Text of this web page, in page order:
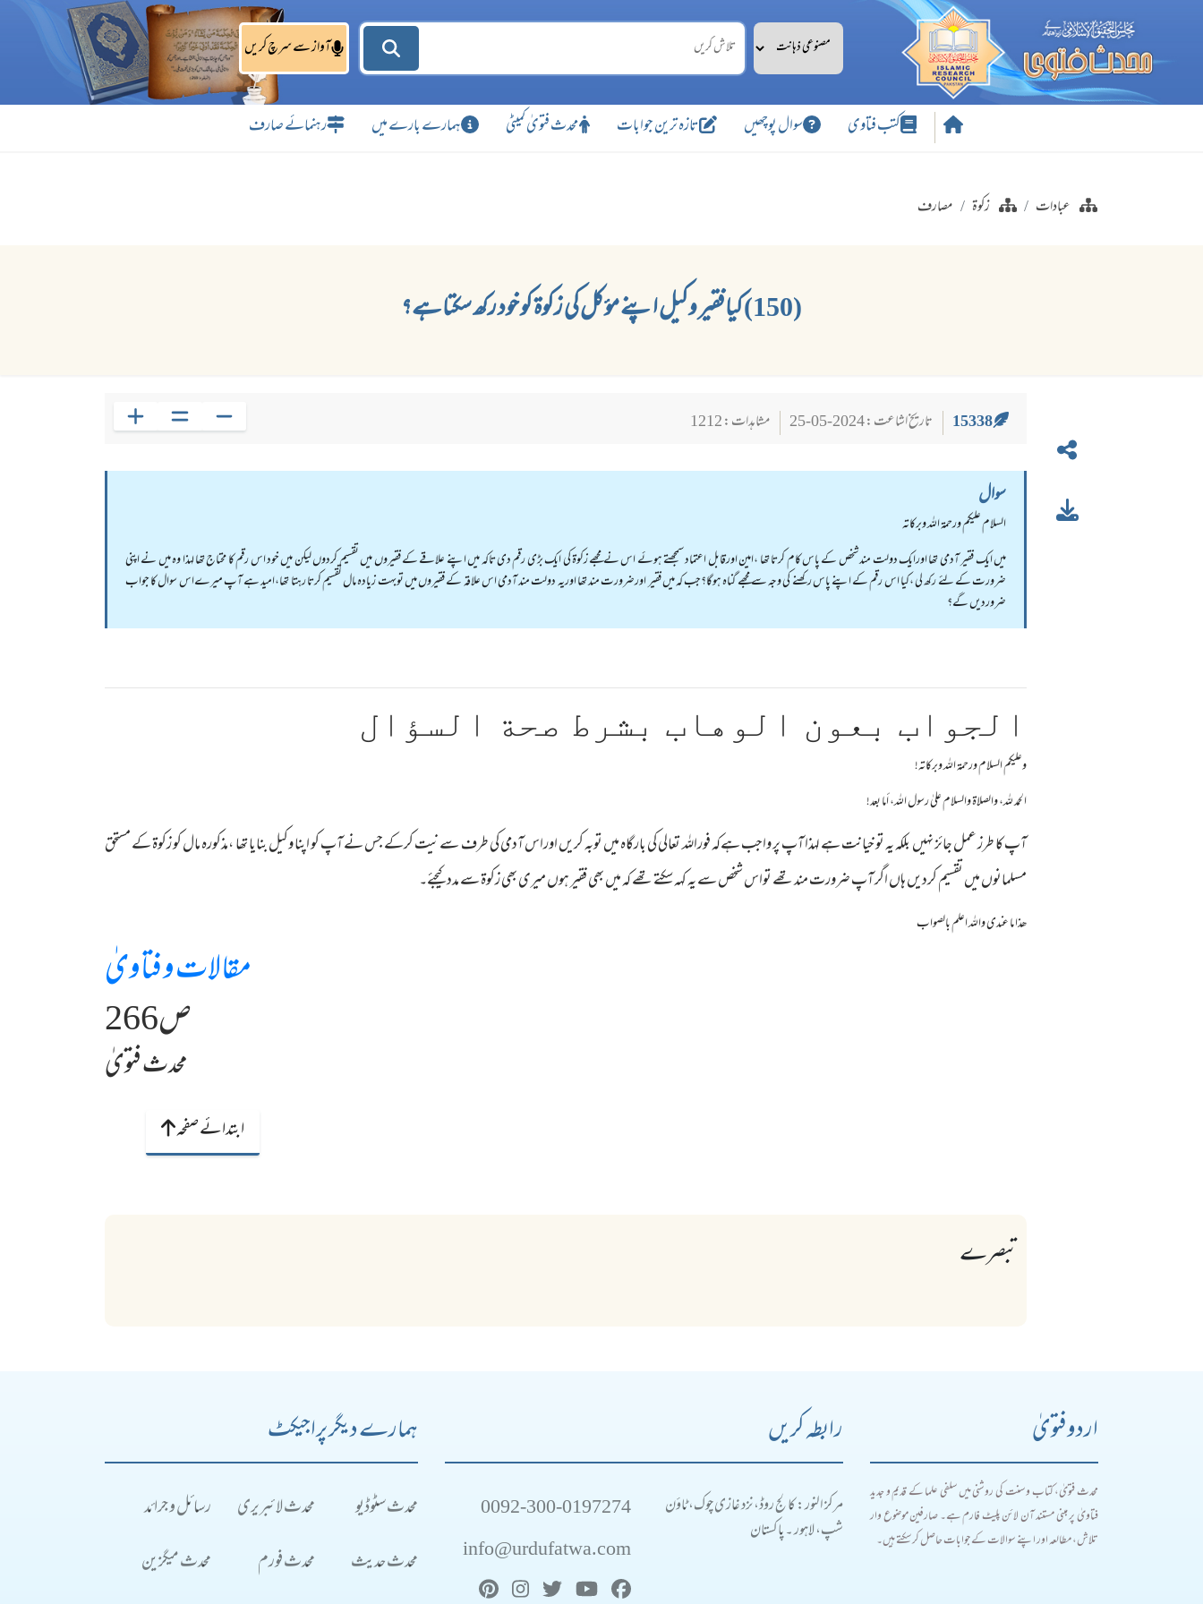
آواز سے سرچ کریں
کتب فتاوی سوال پوچھیں تازہ ترین جوابات محدث فتویٰ کمیٹی ہمارے بارے میں رہنمائے صارف
عبادات زکوۃ مصارف
(150) کیا فقیر وکیل اپنے مؤکل کی زکوۃ کو خود رکھ سکتا ہے؟
15338 تاریخ اشاعت : 2024-05-25 مشاہدات : 1212
سوال
السلام عليكم ورحمة الله وبركاته
میں ایک فقیر آدمی تھا اورایک دولت مند شخص کے پاس کام کرتا تھا ،امین اورقابل اعتماد سمجھتے ہوئے اس نے مجھے زکوۃ کی ایک بڑی رقم دی تاکہ میں اپنے علاقے کے فقیروں میں تقسیم کردوں لیکن میں خود اس رقم کا محتاج تھا لہذا وہ میں نے اپنی
ضرورت کے لئے رکھ لی ،کیا اس رقم کے اپنے پاس رکھنے کی وجہ سے مجھے گناہ ہوگا؟جب کہ میں فقیر اورضرورت مند تھا اوریہ دولت مند آدمی اس علاقہ کے فقیروں میں توبہت زیادہ مال تقسیم کرتا رہتا تھا،امید ہے آپ میرےاس سوال کا جواب
ضروردیں گے؟
الجواب بعون الوهاب بشرط صحة السؤال
وعلیکم السلام ورحمة اللہ وبرکاته!
الحمد لله، والصلاة والسلام علىٰ رسول الله، أما بعد!
آپ کا طرز عمل جائز نہیں بلکہ یہ تو خیانت ہے لہذا آپ پر واجب ہےکہ فوراللہ تعالی کی بارگاہ میں توبہ کریں اوراس آدمی کی طرف سے نیت کرکے جس نے آپ کو اپنا وکیل بنایا تھا ،مذکورہ مال کو زکوۃ کے مستحق
مسلمانوں میں تقسیم کردیں ہاں اگر آپ ضرورت مند تھے تواس شخص سے یہ کہہ سکتے تھے کہ میں بھی فقیر ہوں میری بھی زکوۃ سے مددکیجئے۔
ھذا ما عندی واللہ اعلم بالصواب
مقالات و فتاویٰ
ص266
محدث فتویٰ
ابتدائے صفحہ
تبصرے
اردو فتویٰ
محدث فتویٰ، کتاب و سنت کی روشنی میں سلفی علما کے قدیم و جدید
فتاویٰ پر مبنی مستند آن لائن پلیٹ فارم ہے۔ صارفین موضوع وار
تلاش، مطالعہ اور اپنے سوالات کے جوابات حاصل کر سکتے ہیں۔
رابطہ کریں
مرکز النور: کالج روڈ، نزد غازی چوک، ٹاؤن
شپ، لاہور ۔ پاکستان
0092-300-0197274
info@urdufatwa.com
ہمارے دیگر پراجیکٹ
محدث سٹوڈیو محدث لائبریری
رسائل و جرائد
محدث حدیث
محدث فورم
محدث میگزین